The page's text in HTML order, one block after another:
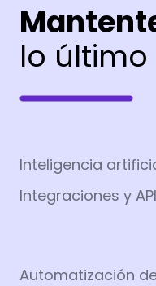
lo último
Inteligencia
Integraciones y
Automatización